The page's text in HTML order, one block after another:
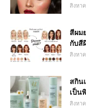
สิงหา
สีผม
กับสี
สิงหา
สกิน
เป็น
สิงหา